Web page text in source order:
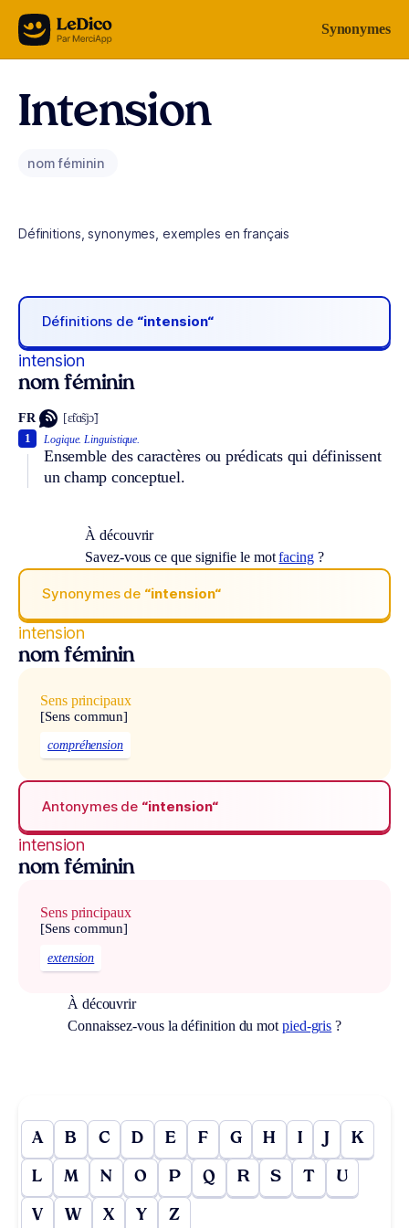
Aller au contenu Synonymes
Intension
nom féminin
Définitions, synonymes, exemples en français
Définitions de “intension“
intension
nom féminin
FR [ɛ̃tɑ̃sjɔ̃]
Logique. Linguistique.
Ensemble des caractères ou prédicats qui définissent
un champ conceptuel.
1
À découvrir
Savez-vous ce que signifie le motfacing?
Synonymes de “intension“
intension
nom féminin
Sens principaux
[Sens commun]
compréhension
Antonymes de “intension“
intension
nom féminin
Sens principaux
[Sens commun]
extension
À découvrir
Connaissez-vous la définition du mot pied-gris ?
A B C D E F G H I J K
L M N O P Q R S T U
V W X Y Z